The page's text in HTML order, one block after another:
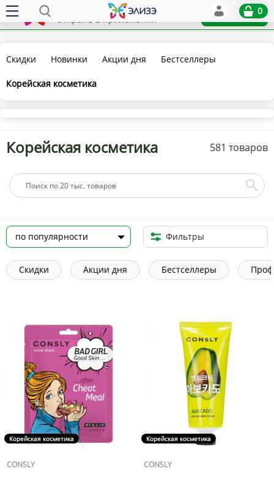
x
Открыть в приложении
Установить
0
Скидки Новинки Акции дня Бестселлеры
Корейская косметика
Корейская косметика 581 товаров
Фильтры
Скидки Акции дня Бестселлеры
Корейская косметика
CONSLY
Корейская косметика
CONSLY